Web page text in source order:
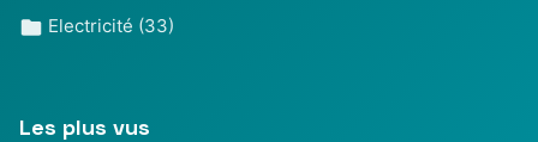
Electricité (33)
Les plus vus